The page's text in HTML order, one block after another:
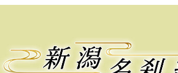
イベント